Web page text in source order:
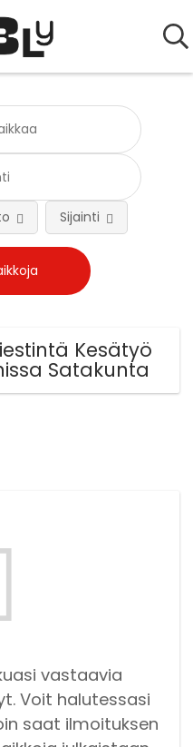
Sijainti
Kesätyö
Satakunta
vastaavia
Voit halutessasi
saat ilmoituksen